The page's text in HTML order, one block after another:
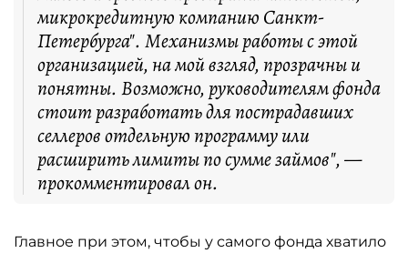
микрокредитную компанию Санкт-
Петербурга". Механизмы работы с этой
организацией, на мой взгляд, прозрачны и
понятны. Возможно, руководителям фонда
стоит разработать для пострадавших
селлеров отдельную программу или
расширить лимиты по сумме займов", —
прокомментировал он.
Главное при этом, чтобы у самого фонда хватило